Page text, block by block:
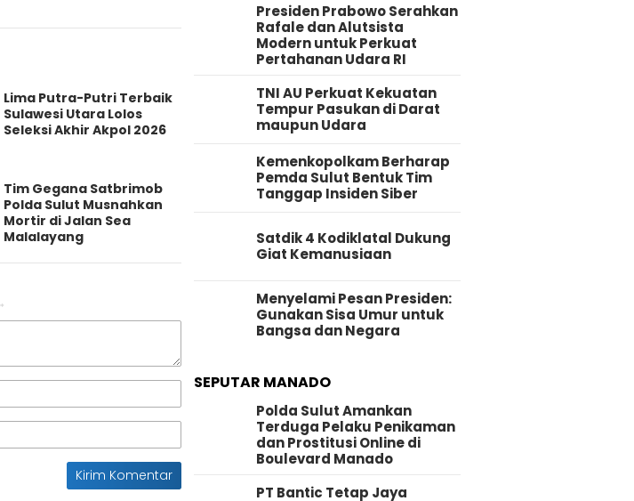
Lima Putra-Putri Terbaik
Sulawesi Utara Lolos
Seleksi Akhir Akpol 2026
Tim Gegana Satbrimob
Polda Sulut Musnahkan
Mortir di Jalan Sea
Malalayang
*
Presiden Prabowo Serahkan
Rafale dan Alutsista
Modern untuk Perkuat
Pertahanan Udara RI
TNI AU Perkuat Kekuatan
Tempur Pasukan di Darat
maupun Udara
Kemenkopolkam Berharap
Pemda Sulut Bentuk Tim
Tanggap Insiden Siber
Satdik 4 Kodiklatal Dukung
Giat Kemanusiaan
Menyelami Pesan Presiden:
Gunakan Sisa Umur untuk
Bangsa dan Negara
SEPUTAR MANADO
Polda Sulut Amankan
Terduga Pelaku Penikaman
dan Prostitusi Online di
Boulevard Manado
PT Bantic Tetap Jaya